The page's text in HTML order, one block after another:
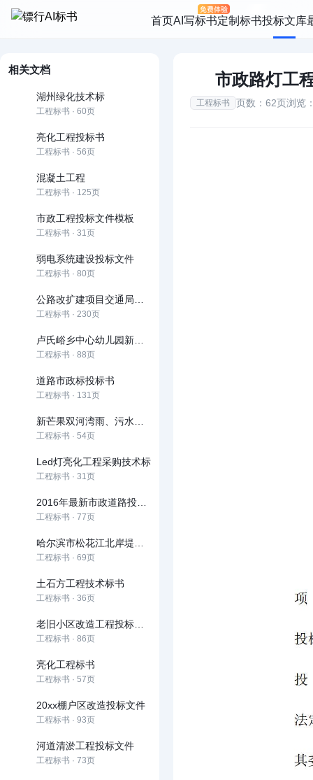
首页AI写标书定制标书投标文库
相关文档
湖州绿化技术标
工程标书 · 60页
亮化工程投标书
工程标书 · 56页
混凝土工程
工程标书 · 125页
市政工程投标文件模板
工程标书 · 31页
弱电系统建设投标文件
工程标书 · 80页
工程标书 · 230页
工程标书 · 88页
道路市政标投标书
工程标书 · 131页
工程标书 · 54页
Led灯亮化工程采购技术标
工程标书 · 31页
工程标书 · 77页
工程标书 · 69页
土石方工程技术标书
工程标书 · 36页
工程标书 · 86页
亮化工程标书
工程标书 · 57页
20xx棚户区改造投标文件
工程标书 · 93页
河道清淤工程投标文件
工程标书 · 73页
市政路灯工
工程标书 页数：62页浏览